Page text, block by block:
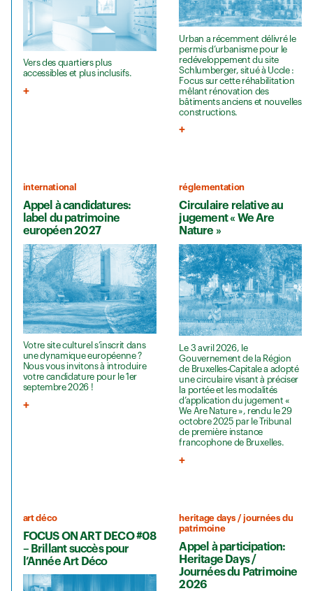
Vers des quartiers plus
accessibles et plus inclusifs.
Urban a récemment délivré le
permis d’urbanisme pour le
redéveloppement du site
Schlumberger, situé à Uccle :
Focus sur cette réhabilitation
mêlant rénovation des
bâtiments anciens et nouvelles
constructions.
international
Appel à candidatures:
label du patrimoine
européen 2027
Votre site culturel s’inscrit dans
une dynamique européenne ?
Nous vous invitons à introduire
votre candidature pour le 1er
septembre 2026 !
réglementation
Circulaire relative au
jugement « We Are
Nature »
Le 3 avril 2026, le
Gouvernement de la Région
de Bruxelles-Capitale a adopté
une circulaire visant à préciser
la portée et les modalités
d’application du jugement «
We Are Nature », rendu le 29
octobre 2025 par le Tribunal
de première instance
francophone de Bruxelles.
art déco
FOCUS ON ART DECO #08
– Brillant succès pour
l’Année Art Déco
heritage days / journées du
patrimoine
Appel à participation:
Heritage Days /
Journées du Patrimoine
2026